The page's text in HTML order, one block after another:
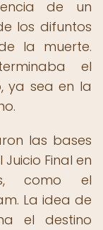
de un
los difuntos
la muerte.
el
ya sea en la
las bases
Final en
como el
La idea de
el destino